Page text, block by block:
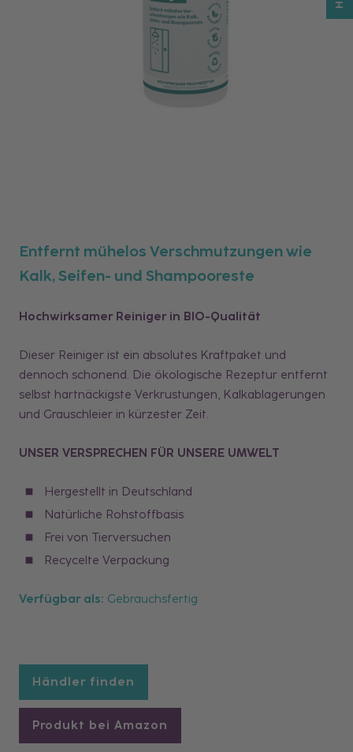
Entfernt mühelos Verschmutzungen wie
Kalk, Seifen- und Shampooreste
Hochwirksamer Reiniger in BIO-Qualität
Dieser Reiniger ist ein absolutes Kraftpaket und
dennoch schonend. Die ökologische Rezeptur entfernt
selbst hartnäckigste Verkrustungen, Kalkablagerungen
und Grauschleier in kürzester Zeit.
UNSER VERSPRECHEN FÜR UNSERE UMWELT
Hergestellt in Deutschland
Natürliche Rohstoffbasis
Frei von Tierversuchen
Recycelte Verpackung
Verfügbar als: Gebrauchsfertig
Händler finden
Produkt bei Amazon